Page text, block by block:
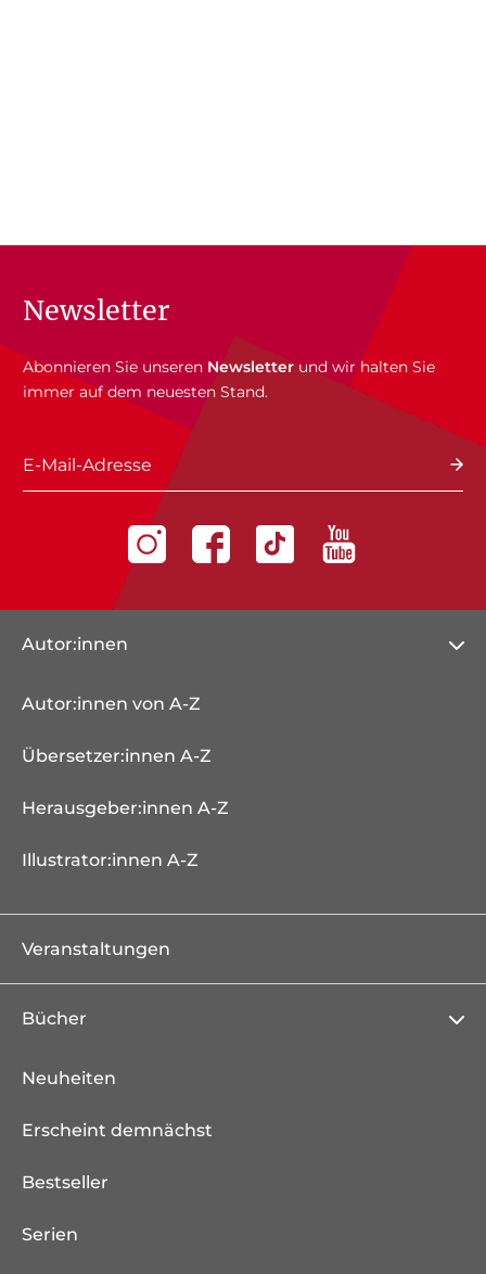
Newsletter
Abonnieren Sie unseren Newsletterund wir halten Sie
immer auf dem neuesten Stand.
E-Mail-Adresse
Autor:innen
Autor:innen von A-Z
Übersetzer:innen A-Z
Herausgeber:innen A-Z
Illustrator:innen A-Z
Veranstaltungen
Bücher
Neuheiten
Erscheint demnächst
Bestseller
Serien